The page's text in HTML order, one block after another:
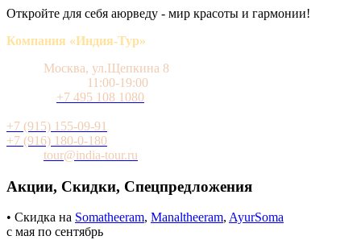
Откройте для себя аюрведу - мир красоты и гармонии!
Компания «Индия-Тур»
Москва, ул.Щепкина 8
11:00-19:00
+7 495 108 1080
+7 (915) 155-09-91
+7 (916) 180-0-180
tour@india-tour.ru
Акции, Скидки, Спецпредложения
• Скидка на Somatheeram, Manaltheeram, AyurSoma
с мая по сентябрь